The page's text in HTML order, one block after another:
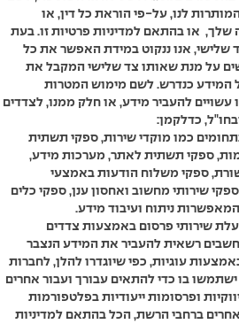
לנו, על-פי הוראת כל דין, או
או בהתאם למדיניות פרטיות זו. בעת
שלישי, אנו ננקוט במידת האפשר את כל
על מנת שאותו צד שלישי המקבל את
המידע כנדרש. לשם מימוש המטרות
עשויים להעביר מידע, או חלק ממנו, לצדדים
כדלקמן:
כמו מוקדי שירות, ספקי תשתית
ספקי תשתית לאתר, מערכות מידע,
ספקי משלוח הודעות באמצעי
שירותי מחשוב ואחסון ענן, ספקי כלים
ניתוח ועיבוד מידע.
שירותי פרסום באמצעות צדדים
חשבים רשאית להעביר את המידע הנצבר
עוגיות, כפי שיוגדרו להלן, לחברות
בו כדי להתאים עבורך ועבור אחרים
ופרסומות ייעודיות בפלטפורמות
ברחבי הרשת, הכל בהתאם למדיניות